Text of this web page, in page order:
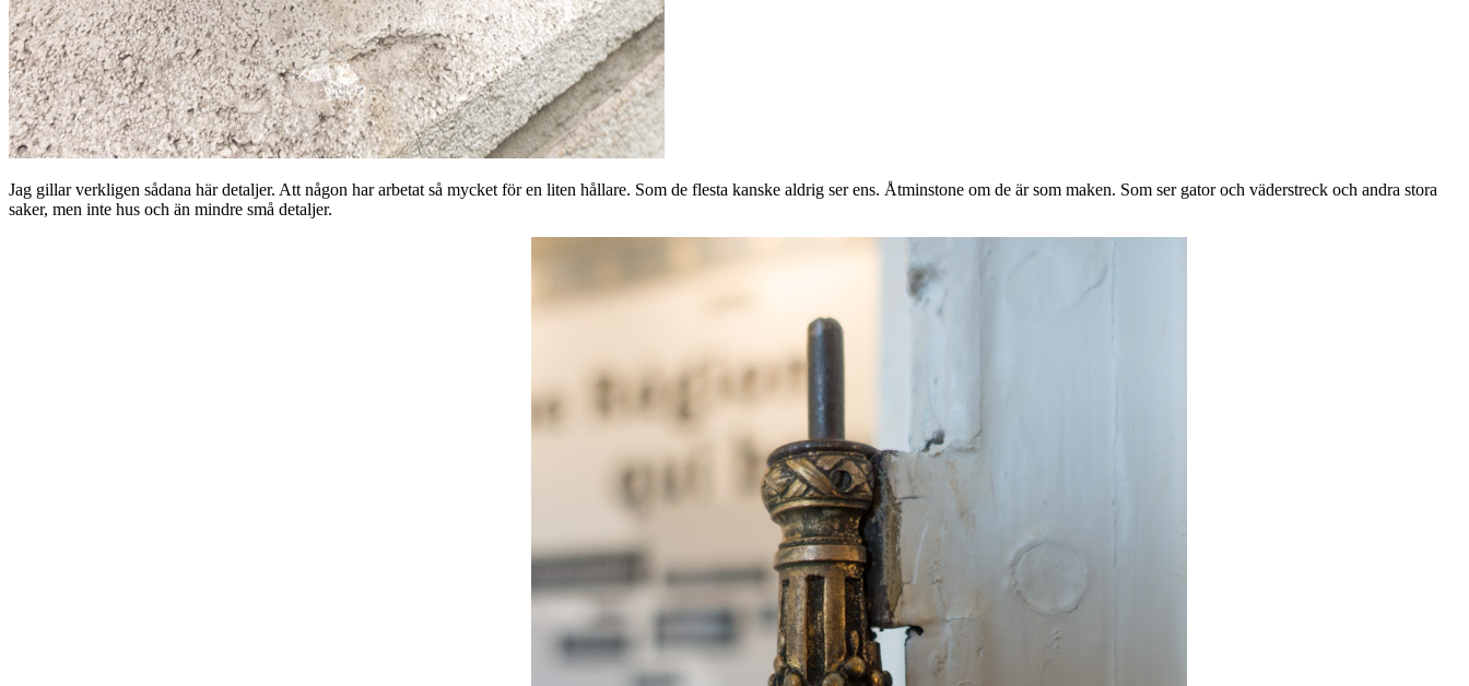
Jag gillar verkligen sådana här detaljer. Att någon har arbetat så mycket för en liten hållare. Som de flesta kanske aldrig ser ens. Åtminstone om de är som maken. Som ser gator och väderstreck och andra stora
saker, men inte hus och än mindre små detaljer.